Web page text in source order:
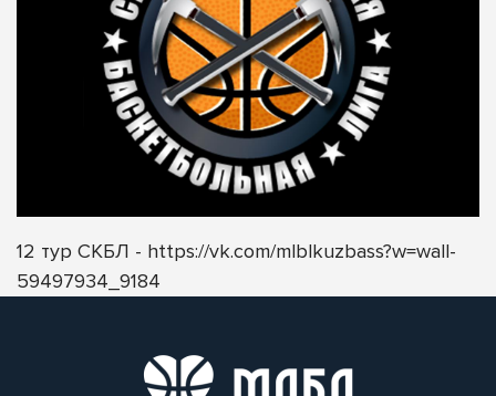
12 тур СКБЛ - https://vk.com/mlblkuzbass?w=wall-
59497934_9184